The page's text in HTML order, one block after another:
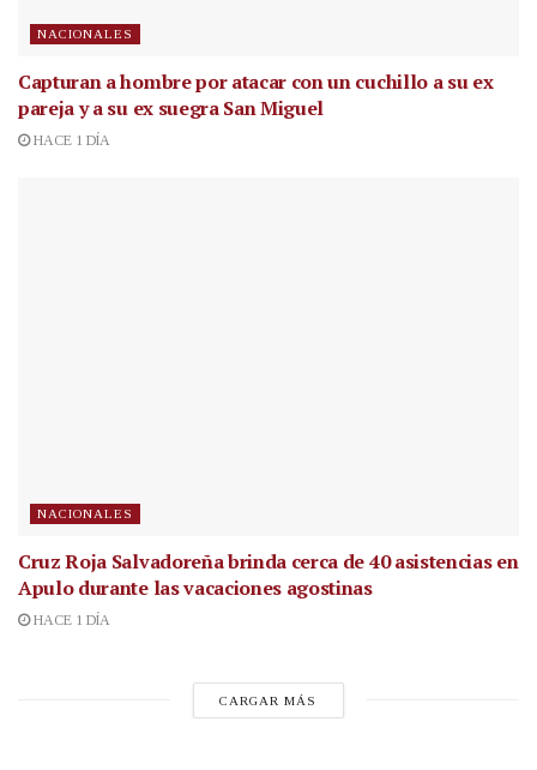
NACIONALES
Capturan a hombre por atacar con un cuchillo a su ex
pareja y a su ex suegra San Miguel
HACE 1 DÍA
NACIONALES
Cruz Roja Salvadoreña brinda cerca de 40 asistencias en
Apulo durante las vacaciones agostinas
HACE 1 DÍA
CARGAR MÁS